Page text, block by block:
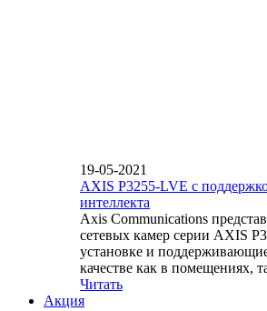
19-05-2021
AXIS P3255-LVE с
интеллекта
Axis Communications
сетевых камер серии AXIS
установке и
качестве как в помещениях,
Читать
Акция